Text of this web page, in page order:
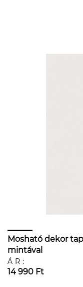
Mosható dekor
mintával
ÁR:
14 990 Ft